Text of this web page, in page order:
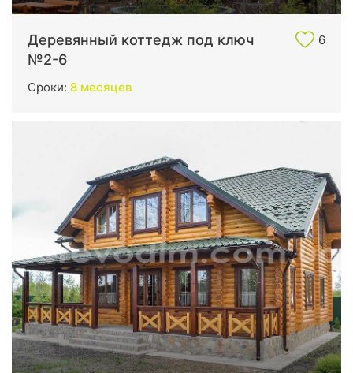
Деревянный коттедж под ключ
№2-6
6
Сроки: 8 месяцев